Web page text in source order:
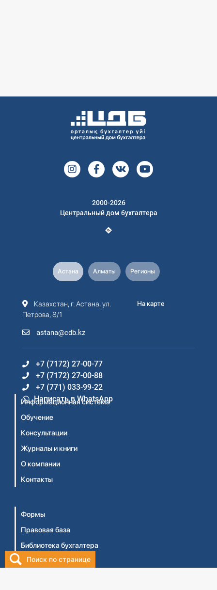
Поиск по странице
2000-2026
Центральный дом бухгалтера
Астана Алматы Регионы
Казахстан, г. Астана, ул.
Петрова, 8/1
astana@cdb.kz
На карте
+7 (7172) 27-00-77
+7 (7172) 27-00-88
+7 (771) 033-99-22
Написать в WhatsApp
Информационная система
Обучение
Консультации
Журналы и книги
О компании
Контакты
Формы
Правовая база
Библиотека бухгалтера
Видеосеминары